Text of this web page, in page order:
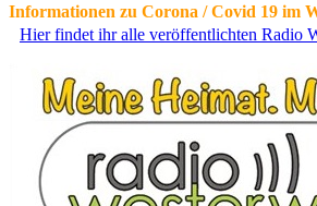
Informationen zu Corona / Covid 19 im
Hier findet ihr alle veröffentlichten Radio